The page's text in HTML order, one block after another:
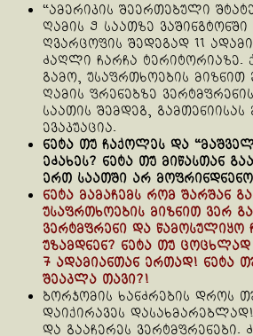
“ამერიკის შეერთებული
ღამის 9 საათზე
ღვარცოფის შედეგად 11
ძაღლი ჩარჩა ტერიტორიაზე.
გამო, უსაფრთხოების
ღამის ფრენებზე
საათის შემდეგ,
ევაკუაცია.
ნეტა თუ ჩაქოლეს და
ეძახეს? ნეტა თუ მიწასთან
ერთ საათში არ
ნეტა მამაჩემს რომ შარშან
უსაფრთხოების მიზნით ვერ
ვერტმფრენი და წამოსულიყო
უზამდნენ? ნეტა თუ
7 ადამიანთან ერთად! ნეტა
შეაკლა თავი?!
ბორჯომის ხანძრების დროს
დაიქირავეს
და გააჩერეს ვერტმფრენები.